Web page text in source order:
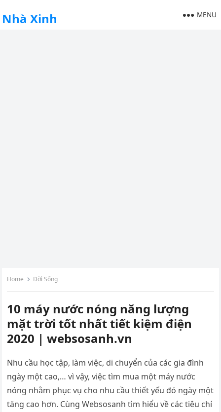
Nhà Xinh MENU
Home Đời Sống
10 máy nước nóng năng lượng
mặt trời tốt nhất tiết kiệm điện
2020 | websosanh.vn
Nhu cầu học tập, làm việc, di chuyển của các gia đình
ngày một cao,… vì vậy, việc tìm mua một máy nước
nóng nhằm phục vụ cho nhu cầu thiết yếu đó ngày một
tăng cao hơn. Cùng Websosanh tìm hiểu về các tiêu chí